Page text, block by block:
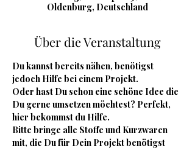
Oldenburg, Deutschland
Über die Veranstaltung
Du kannst bereits nähen, benötigst
jedoch Hilfe bei einem Projekt.
Oder hast Du schon eine schöne Idee die
Du gerne umsetzen möchtest? Perfekt,
hier bekommst du Hilfe.
Bitte bringe alle Stoffe und Kurzwaren
mit, die Du für Dein Projekt benötigst